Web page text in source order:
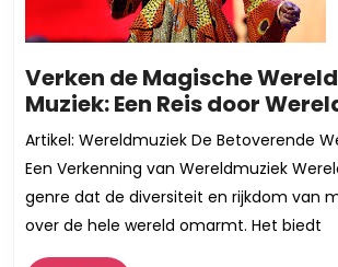
Verken de Magische
Muziek: Een Reis door
Artikel: Wereldmuziek De Betoverende
Een Verkenning van Wereldmuziek
genre dat de diversiteit en rijkdom van
over de hele wereld omarmt. Het biedt